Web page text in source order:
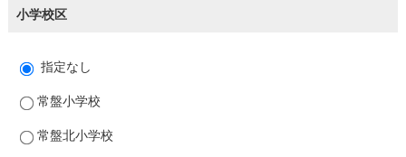
小学校区
指定なし
常盤小学校
常盤北小学校